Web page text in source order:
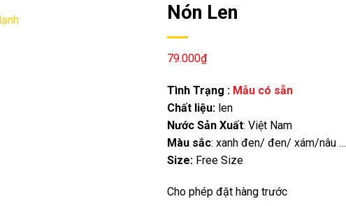
Nón Len
79.000₫
Tình Trạng : Mẫu có sẵn
Chất liệu: len
Nước Sản Xuất: Việt Nam
Màu sắc: xanh đen/ đen/ xám/nâu …
Size: Free Size
Cho phép đặt hàng trước